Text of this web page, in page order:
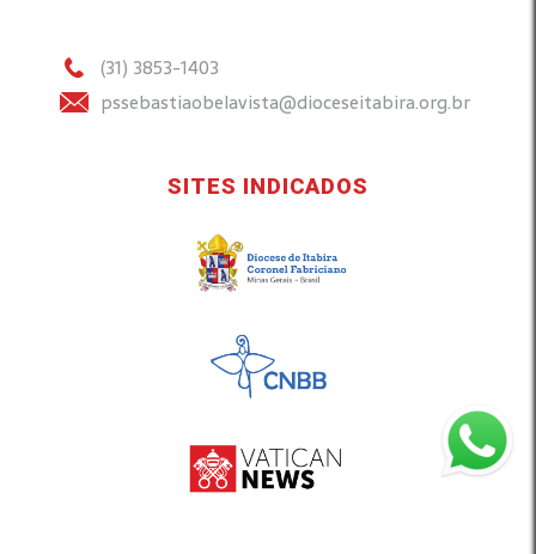
(31) 3853-1403
pssebastiaobelavista@dioceseitabira.org.br
SITES INDICADOS